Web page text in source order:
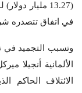
في اتفاق تتصدره
وتسبب التجميد في
الألمانية أنجيلا
الائتلاف الحاكم